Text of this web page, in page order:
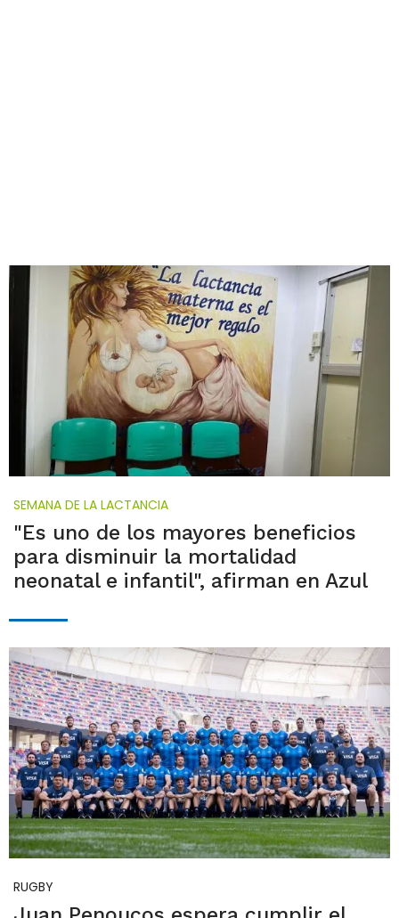
SEMANA DE LA LACTANCIA
"Es uno de los mayores beneficios
para disminuir la mortalidad
neonatal e infantil", afirman en Azul
RUGBY